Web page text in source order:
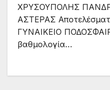
ΧΡΥΣΟΥΠΟΛΗΣ
ΑΣΤΕΡΑΣ
ΓΥΝΑΙΚΕΙΟ
βαθμολογία…